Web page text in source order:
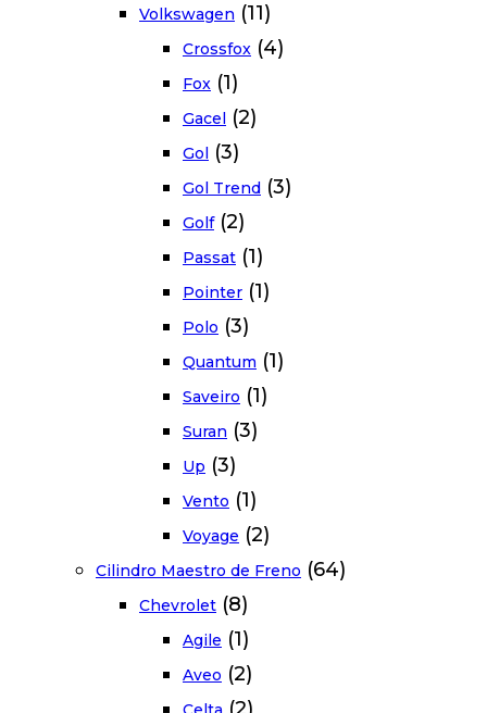
Volkswagen (11)
Crossfox (4)
Fox (1)
Gacel (2)
Gol (3)
Gol Trend (3)
Golf (2)
Passat (1)
Pointer (1)
Polo (3)
Quantum (1)
Saveiro (1)
Suran (3)
Up (3)
Vento (1)
Voyage (2)
Cilindro Maestro de Freno (64)
Chevrolet (8)
Agile (1)
Aveo (2)